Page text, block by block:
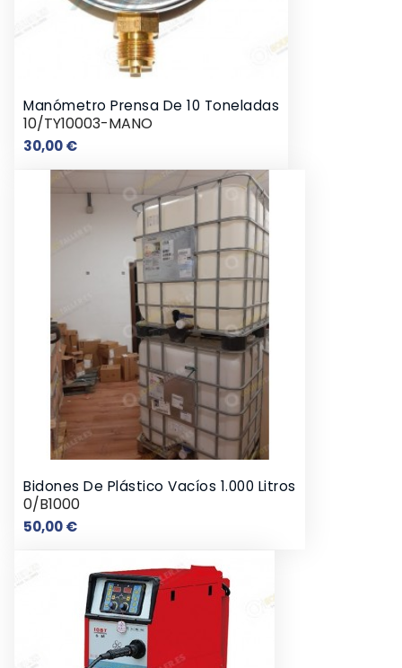
Manómetro Prensa De 10 Toneladas
10/TY10003-MANO
30,00 €Precio
Bidones De Plástico Vacíos 1.000 Litros
0/B1000
50,00 €Precio